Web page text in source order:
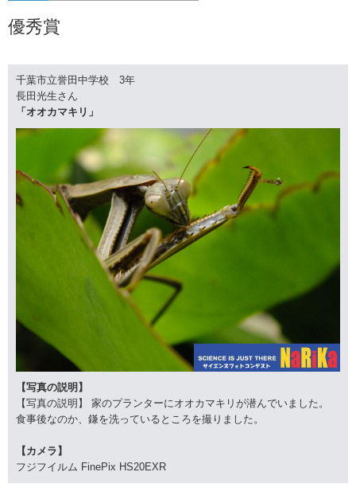
優秀賞
千葉市立誉田中学校 3年
長田光生さん
「オオカマキリ」
【写真の説明】
【写真の説明】 家のプランターにオオカマキリが潜んでいました。
食事後なのか、鎌を洗っているところを撮りました。
【カメラ】
フジフイルム FinePix HS20EXR